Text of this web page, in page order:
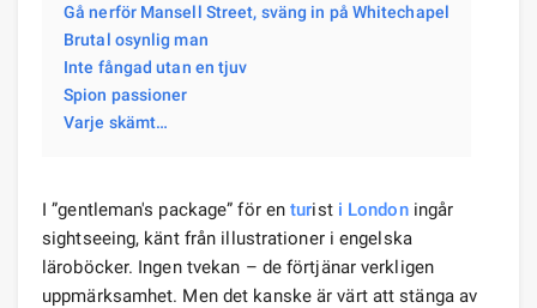
Gå nerför Mansell Street, sväng in på Whitechapel
Brutal osynlig man
Inte fångad utan en tjuv
Spion passioner
Varje skämt…
I ”gentleman's package” för enturist i Londoningår
sightseeing, känt från illustrationer i engelska
läroböcker. Ingen tvekan – de förtjänar verkligen
uppmärksamhet. Men det kanske är värt att stänga av